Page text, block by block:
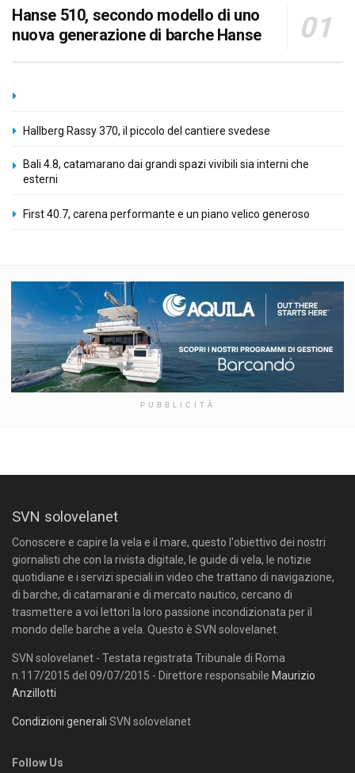
Hanse 510, secondo modello di uno
nuova generazione di barche Hanse
Hallberg Rassy 370, il piccolo del cantiere svedese
Bali 4.8, catamarano dai grandi spazi vivibili sia interni che
esterni
First 40.7, carena performante e un piano velico generoso
PUBBLICITÀ
SVN solovelanet
Conoscere e capire la vela e il mare, questo l'obiettivo dei nostri
giornalisti che con la rivista digitale, le guide di vela, le notizie
quotidiane e i servizi speciali in video che trattano di navigazione,
di barche, di catamarani e di mercato nautico, cercano di
trasmettere a voi lettori la loro passione incondizionata per il
mondo delle barche a vela. Questo è SVN solovelanet.
SVN solovelanet - Testata registrata Tribunale di Roma
n.117/2015 del 09/07/2015 - Direttore responsabile Maurizio
Anzillotti
Condizioni generali SVN solovelanet
Follow Us